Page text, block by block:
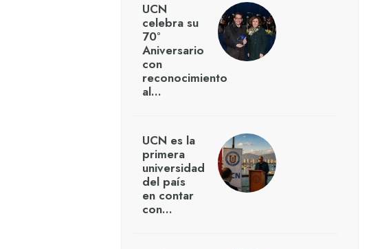
UCN
celebra su
70°
Aniversario
con
reconocimiento
al…
UCN es la
primera
universidad
del país
en contar
con…